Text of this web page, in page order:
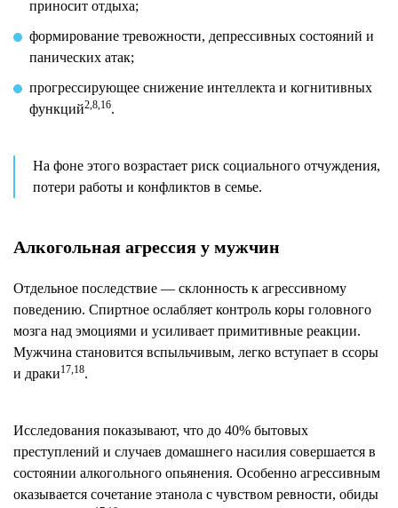
приносит отдыха;
формирование тревожности, депрессивных состояний и
панических атак;
прогрессирующее снижение интеллекта и когнитивных
функций2,8,16.
На фоне этого возрастает риск социального отчуждения,
потери работы и конфликтов в семье.
Алкогольная агрессия у мужчин
Отдельное последствие — склонность к агрессивному
поведению. Спиртное ослабляет контроль коры головного
мозга над эмоциями и усиливает примитивные реакции.
Мужчина становится вспыльчивым, легко вступает в ссоры
и драки17,18.
Исследования показывают, что до 40% бытовых
преступлений и случаев домашнего насилия совершается в
состоянии алкогольного опьянения. Особенно агрессивным
оказывается сочетание этанола с чувством ревности, обиды